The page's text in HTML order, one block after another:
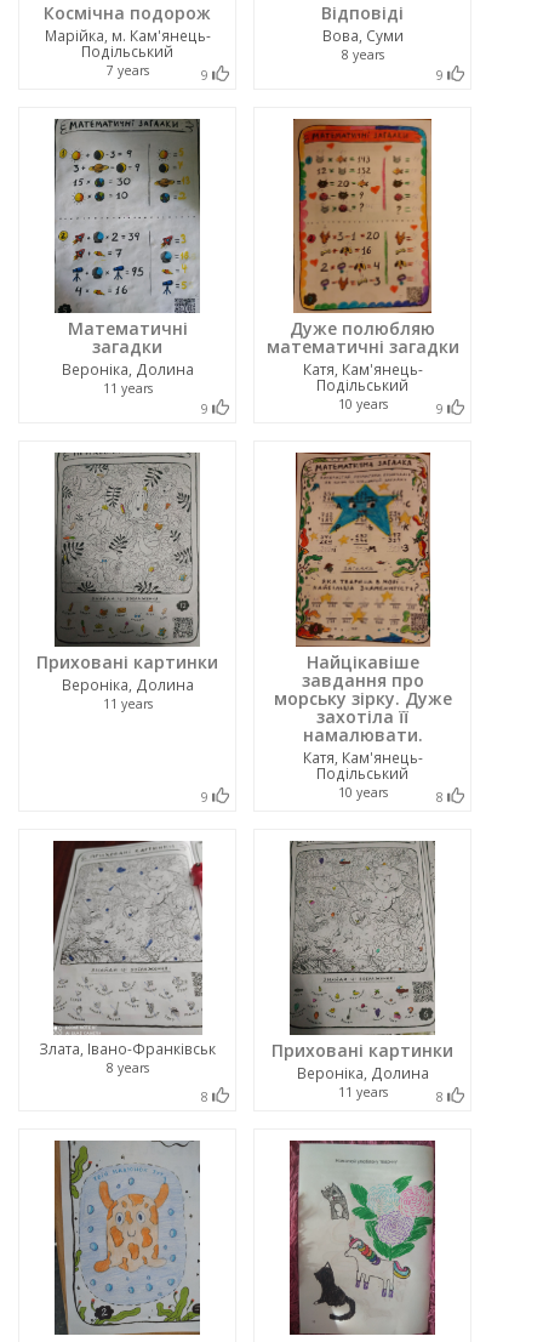
Космічна подорож
Марійка, м. Кам'янець-
Подільський
7 years 9
Відповіді
Вова, Суми
8 years
9
Математичні
загадки
Вероніка, Долина
11 years
9
Дуже полюбляю
математичні загадки
Катя, Кам'янець-
Подільський
10 years 9
Приховані картинки
Вероніка, Долина
11 years
9
Найцікавіше
завдання про
морську зірку. Дуже
захотіла її
намалювати.
Катя, Кам'янець-
Подільський
10 years 8
Злата, Івано-Франківськ
8 years
8
Приховані картинки
Вероніка, Долина
11 years 8